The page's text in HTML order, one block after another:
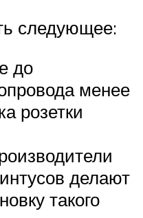
следующее:
до
менее
розетки
делают
такого